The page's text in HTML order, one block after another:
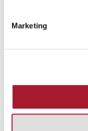
Marketing